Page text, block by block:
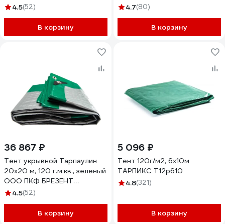
В20301208
4.5(52)
В корзину
4.7(80)
В корзину
36 867 ₽
Тент укрывной Тарпаулин
20х20 м, 120 г.м.кв., зеленый
ООО ПКФ БРЕЗЕНТ
В20201207
4.5(52)
В корзину
5 096 ₽
Тент 120г/м2, 6х10м
ТАРПИКС Т12р610
4.8(321)
В корзину